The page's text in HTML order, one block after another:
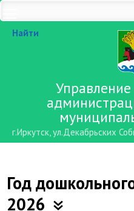
Найти
г.Иркутск, ул.Декабрьских
Год
2026